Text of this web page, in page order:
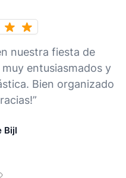
nuestra fiesta de
entusiasmados y
Bien organizado
Bijl